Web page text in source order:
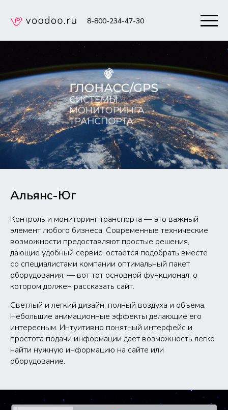
8-800-234-47-30
Альянс-Юг
Контроль и мониторинг транспорта — это важный
элемент любого бизнеса. Современные технические
возможности предоставляют простые решения,
дающие удобный сервис, остаётся подобрать вместе
со специалистами компании оптимальный пакет
оборудования, — вот тот основной функционал, о
котором должен рассказать сайт.
Светлый и легкий дизайн, полный воздуха и объема.
Небольшие анимационные эффекты делающие его
интересным. Интуитивно понятный интерфейс и
простота подачи информации дает возможность легко
найти нужную информацию на сайте или
оборудование.